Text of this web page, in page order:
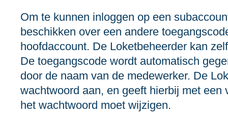
Om te kunnen inloggen op een
beschikken over een andere
hoofdaccount. De Loketbeheerder kan
De toegangscode wordt automatisch
door de naam van de medewerker. De
wachtwoord aan, en geeft hierbij met een
het wachtwoord moet wijzigen.